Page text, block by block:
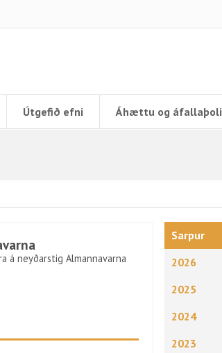
Útgefið efni Áhættu og áfallaþoli
Sarpur
2026
2025
2024
2023
á neyðarstig Almannavarna